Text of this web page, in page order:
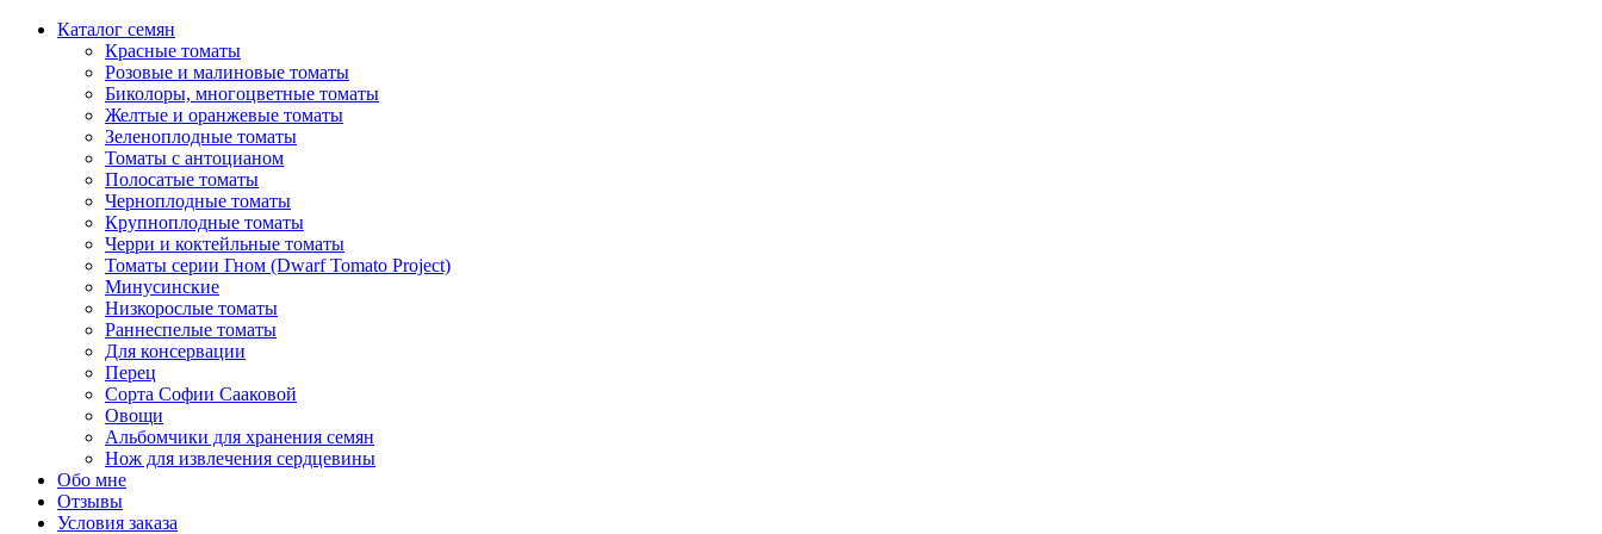
Каталог семян
Красные томаты
Розовые и малиновые томаты
Биколоры, многоцветные томаты
Желтые и оранжевые томаты
Зеленоплодные томаты
Томаты с антоцианом
Полосатые томаты
Черноплодные томаты
Крупноплодные томаты
Черри и коктейльные томаты
Томаты серии Гном (Dwarf Tomato Project)
Минусинские
Низкорослые томаты
Раннеспелые томаты
Для консервации
Перец
Сорта Софии Сааковой
Овощи
Альбомчики для хранения семян
Нож для извлечения сердцевины
Обо мне
Отзывы
Условия заказа